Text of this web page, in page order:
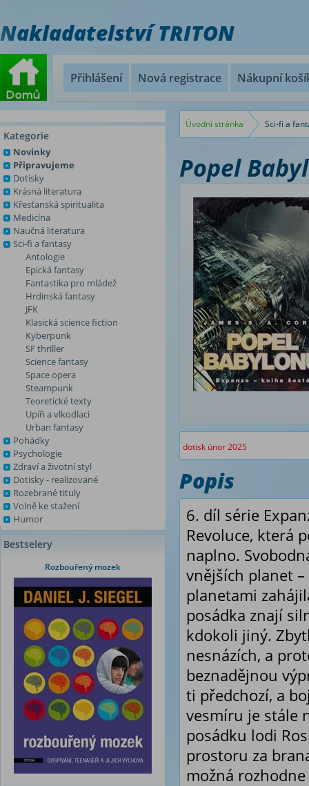
Nakladatelství TRITON
Přihlášení Nová registrace Nákupní
Kategorie
Novinky
Připravujeme
Dotisky
Krásná literatura
Křesťanská spiritualita
Medicína
Naučná literatura
Sci-fi a fantasy
Antologie
Epická fantasy
Fantastika pro mládež
Hrdinská fantasy
JFK
Klasická science fiction
Kyberpunk
SF thriller
Science fantasy
Space opera
Steampunk
Teoretické texty
Upíři a vlkodlaci
Urban fantasy
Pohádky
Psychologie
Zdraví a životní styl
Dotisky - realizované
Rozebrané tituly
Volně ke stažení
Humor
Bestselery
Rozbouřený mozek
Úvodní stránka Sci-fi a
Popel
dotisk únor 2025
Popis
6. díl série
Revoluce, která
naplno.
vnějších planet
planetami
posádka znají
kdokoli jiný.
nesnázích, a
beznadějnou
ti předchozí, a
vesmíru je stále
posádku lodi
prostoru za
možná